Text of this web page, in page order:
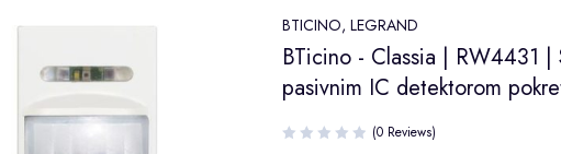
BTICINO,LEGRAND
BTicino - Classia | RW4431 |
pasivnim IC detektorom
(0 Reviews)